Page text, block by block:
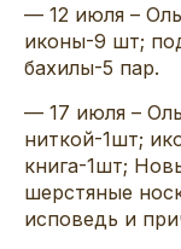
— 12 июля –
иконы-9 шт;
бахилы-5 пар.
— 17 июля –
ниткой-1шт;
книга-1шт;
шерстяные
исповедь и